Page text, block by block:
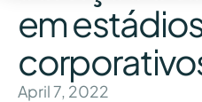
em
April 7, 2022